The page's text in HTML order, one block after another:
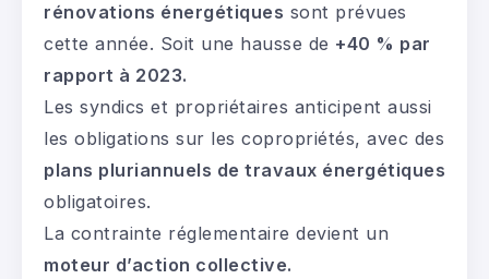
rénovations énergétiques sont prévues
cette année. Soit une hausse de +40 % par
rapport à 2023.
Les syndics et propriétaires anticipent aussi
les obligations sur les copropriétés, avec des
plans pluriannuels de travaux énergétiques
obligatoires.
La contrainte réglementaire devient un
moteur d’action collective.